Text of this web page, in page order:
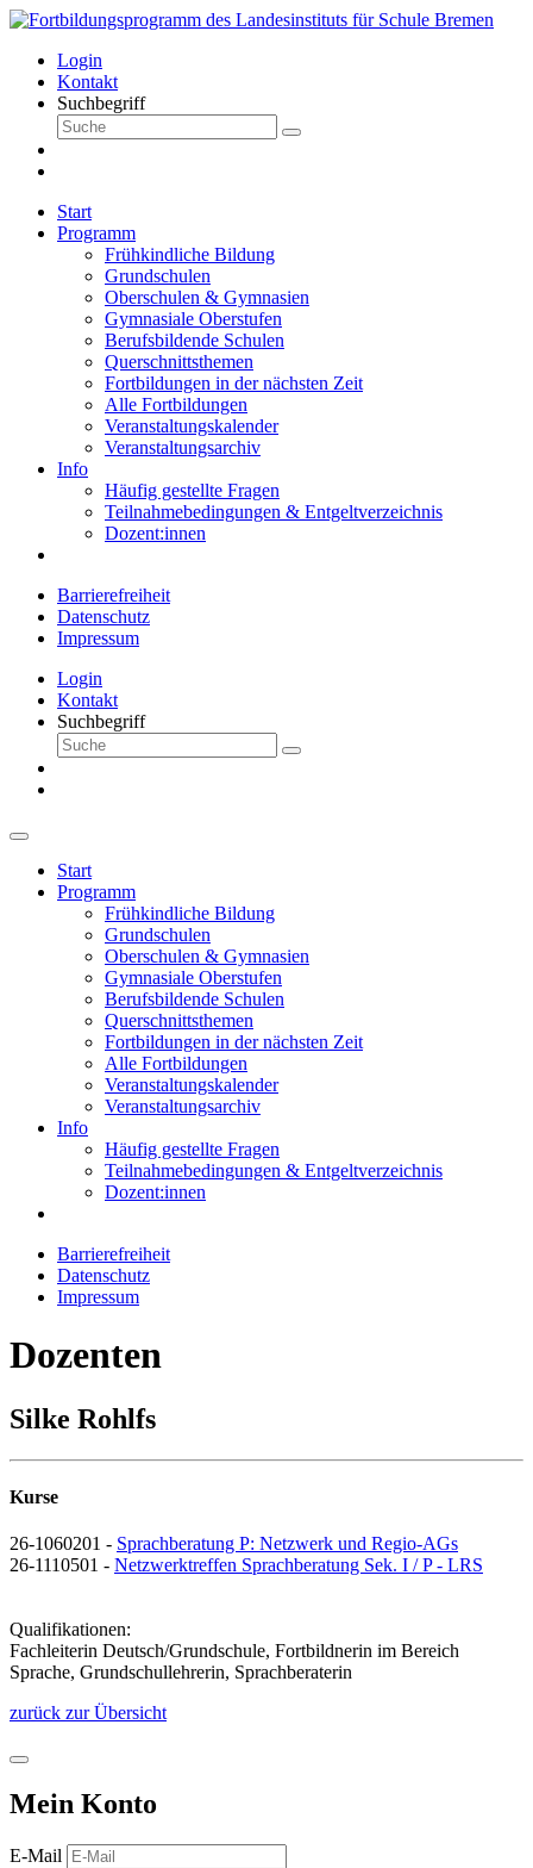
Login
Kontakt
Suchbegriff
Start
Programm
Frühkindliche Bildung
Grundschulen
Oberschulen & Gymnasien
Gymnasiale Oberstufen
Berufsbildende Schulen
Querschnittsthemen
Fortbildungen in der nächsten Zeit
Alle Fortbildungen
Veranstaltungskalender
Veranstaltungsarchiv
Info
Häufig gestellte Fragen
Teilnahmebedingungen & Entgeltverzeichnis
Dozent:innen
Barrierefreiheit
Datenschutz
Impressum
Login
Kontakt
Suchbegriff
Start
Programm
Frühkindliche Bildung
Grundschulen
Oberschulen & Gymnasien
Gymnasiale Oberstufen
Berufsbildende Schulen
Querschnittsthemen
Fortbildungen in der nächsten Zeit
Alle Fortbildungen
Veranstaltungskalender
Veranstaltungsarchiv
Info
Häufig gestellte Fragen
Teilnahmebedingungen & Entgeltverzeichnis
Dozent:innen
Barrierefreiheit
Datenschutz
Impressum
Dozenten
Silke Rohlfs
Kurse
26-1060201 - Sprachberatung P: Netzwerk und Regio-AGs
26-1110501 - Netzwerktreffen Sprachberatung Sek. I / P - LRS
Qualifikationen:
Fachleiterin Deutsch/Grundschule, Fortbildnerin im Bereich
Sprache, Grundschullehrerin, Sprachberaterin
zurück zur Übersicht
Mein Konto
E-Mail